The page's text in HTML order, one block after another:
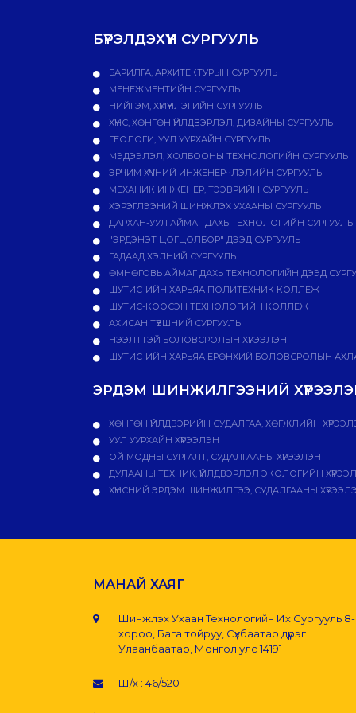
БҮРЭЛДЭХҮҮН СУРГУУЛЬ
БАРИЛГА, АРХИТЕКТУРЫН СУРГУУЛЬ
МЕНЕЖМЕНТИЙН СУРГУУЛЬ
НИЙГЭМ, ХҮМҮҮНЛЭГИЙН СУРГУУЛЬ
ХҮНС, ХӨНГӨН ҮЙЛДВЭРЛЭЛ, ДИЗАЙНЫ СУРГУУЛЬ
ГЕОЛОГИ, УУЛ УУРХАЙН СУРГУУЛЬ
МЭДЭЭЛЭЛ, ХОЛБООНЫ ТЕХНОЛОГИЙН СУРГУУЛЬ
ЭРЧИМ ХҮЧНИЙ ИНЖЕНЕРЧЛЭЛИЙН СУРГУУЛЬ
МЕХАНИК ИНЖЕНЕР, ТЭЭВРИЙН СУРГУУЛЬ
ХЭРЭГЛЭЭНИЙ ШИНЖЛЭХ УХААНЫ СУРГУУЛЬ
ДАРХАН-УУЛ АЙМАГ ДАХЬ ТЕХНОЛОГИЙН СУРГУУЛЬ
"ЭРДЭНЭТ ЦОГЦОЛБОР" ДЭЭД СУРГУУЛЬ
ГАДААД ХЭЛНИЙ СУРГУУЛЬ
ӨМНӨГОВЬ АЙМАГ ДАХЬ ТЕХНОЛОГИЙН ДЭЭД
ШУТИС-ИЙН ХАРЬЯА ПОЛИТЕХНИК КОЛЛЕЖ
ШУТИС-КООСЭН ТЕХНОЛОГИЙН КОЛЛЕЖ
АХИСАН ТҮВШНИЙ СУРГУУЛЬ
НЭЭЛТТЭЙ БОЛОВСРОЛЫН ХҮРЭЭЛЭН
ШУТИС-ИЙН ХАРЬЯА ЕРӨНХИЙ БОЛОВСРОЛЫН
ЭРДЭМ ШИНЖИЛГЭЭНИЙ
ХӨНГӨН ҮЙЛДВЭРИЙН СУДАЛГАА, ХӨГЖЛИЙН
УУЛ УУРХАЙН ХҮРЭЭЛЭН
ОЙ МОДНЫ СУРГАЛТ, СУДАЛГААНЫ ХҮРЭЭЛЭН
ДУЛААНЫ ТЕХНИК, ҮЙЛДВЭРЛЭЛ ЭКОЛОГИЙН
ХҮНСНИЙ ЭРДЭМ ШИНЖИЛГЭЭ, СУДАЛГААНЫ
МАНАЙ ХАЯГ
Шинжлэх Ухаан Технологийн Их Сургууль
хороо, Бага тойруу, Сүхбаатар дүүрэг
Улаанбаатар, Монгол улс 14191
Ш/х : 46/520